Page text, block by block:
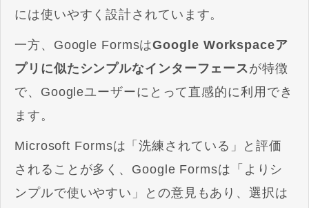
には使いやすく設計されています。
一方、Google FormsはGoogle Workspaceア
プリに似たシンプルなインターフェースが特徴
で、Googleユーザーにとって直感的に利用でき
ます。
Microsoft Formsは「洗練されている」と評価
されることが多く、Google Formsは「よりシ
ンプルで使いやすい」との意見もあり、選択は